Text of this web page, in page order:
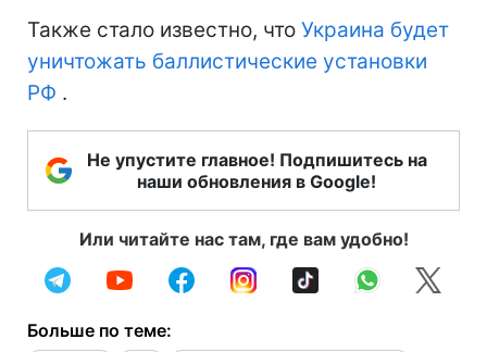
Также стало известно, что Украина будет
уничтожать баллистические установки
РФ .
Не упустите главное! Подпишитесь на
наши обновления в Google!
Или читайте нас там, где вам удобно!
Больше по теме: